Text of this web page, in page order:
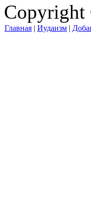
Главная | Иудаизм |